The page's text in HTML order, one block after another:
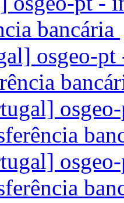
bancária
osgeo-pt